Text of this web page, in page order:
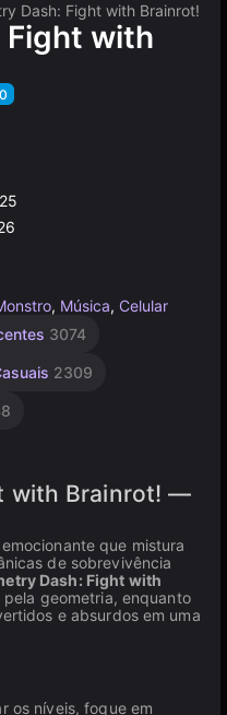
Dash: Fight with Brainrot!
Fight with
, Música, Celular
3074
2309
with Brainrot! —
emocionante que mistura
de sobrevivência
Dash: Fight with
geometria, enquanto
e absurdos em uma
os níveis, foque em